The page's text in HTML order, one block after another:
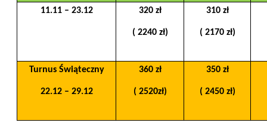
11.11 – 23.12
320 zł
( 2240 zł)
310 zł
( 2170 zł)
Turnus Świąteczny
22.12 – 29.12
360 zł
( 2520zł)
350 zł
( 2450 zł)